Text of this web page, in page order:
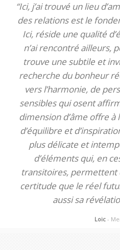
“Ici, j’ai trouvé un lieu
des relations est le
Ici, réside une qualité
n’ai rencontré ailleurs,
trouve une subtile et
recherche du bonheur
vers l’harmonie, de
sensibles qui osent
dimension d’âme offre à
d’équilibre et
plus délicate et
d’éléments qui, en
transitoires,
certitude que le réel
aussi sa
Loic -